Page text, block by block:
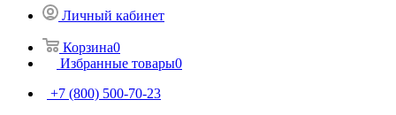
Личный кабинет
Корзина0
Избранные товары0
+7 (800) 500-70-23